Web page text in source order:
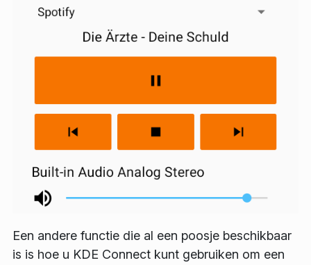
Een andere functie die al een poosje beschikbaar
is is hoe u KDE Connect kunt gebruiken om een